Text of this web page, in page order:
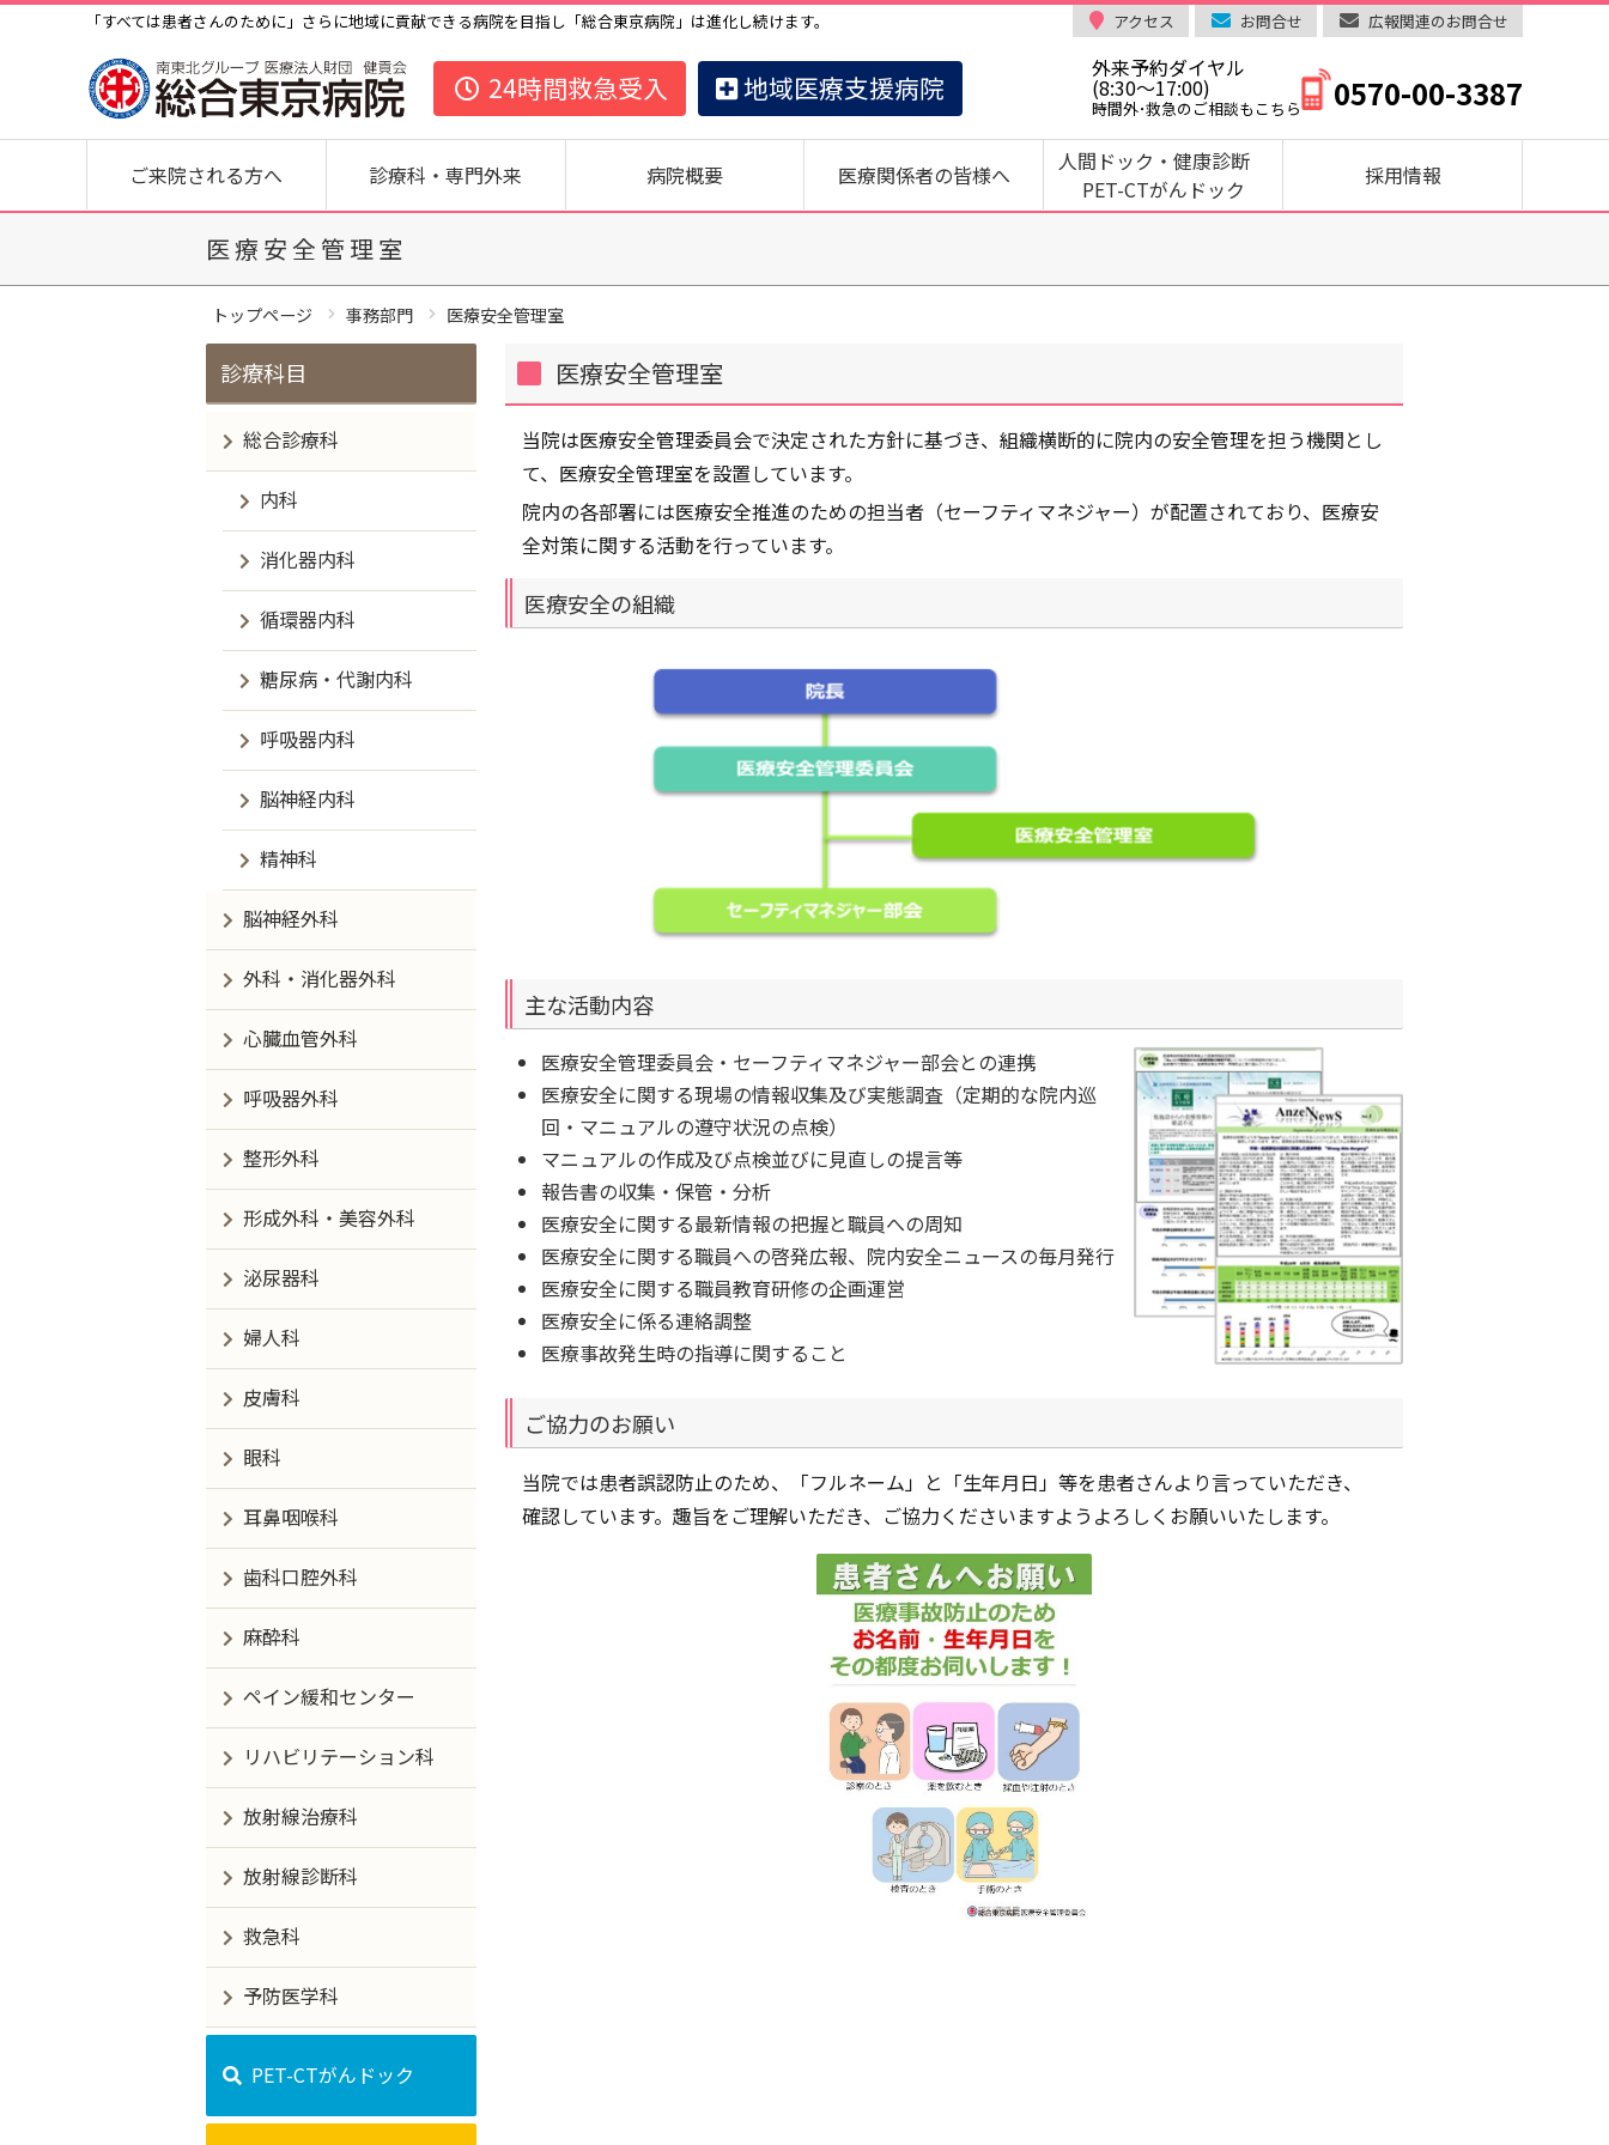
「すべては患者さんのために」さらに地域に貢献できる病院を目指し「総合東京病院」は進化し続けます。 アクセス お問合せ 広報関連のお問合せ
24時間救急受入 地域医療支援病院
外来予約ダイヤル
(8:30～17:00)
時間外･救急のご相談もこちら 0570-00-3387
ご来院される方へ 診療科・専門外来 病院概要 医療関係者の皆様へ
人間ドック・健康診断
PET-CTがんドック
採用情報
医療安全管理室
トップページ 事務部門 医療安全管理室
診療科目
総合診療科
内科
消化器内科
循環器内科
糖尿病・代謝内科
呼吸器内科
脳神経内科
精神科
脳神経外科
外科・消化器外科
心臓血管外科
呼吸器外科
整形外科
形成外科・美容外科
泌尿器科
婦人科
皮膚科
眼科
耳鼻咽喉科
歯科口腔外科
麻酔科
ペイン緩和センター
リハビリテーション科
放射線治療科
放射線診断科
救急科
予防医学科
PET-CTがんドック
医療安全管理室
当院は医療安全管理委員会で決定された方針に基づき、組織横断的に院内の安全管理を担う機関とし
て、医療安全管理室を設置しています。
院内の各部署には医療安全推進のための担当者（セーフティマネジャー）が配置されており、医療安
全対策に関する活動を行っています。
医療安全の組織
主な活動内容
医療安全管理委員会・セーフティマネジャー部会との連携
医療安全に関する現場の情報収集及び実態調査（定期的な院内巡
回・マニュアルの遵守状況の点検）
マニュアルの作成及び点検並びに見直しの提言等
報告書の収集・保管・分析
医療安全に関する最新情報の把握と職員への周知
医療安全に関する職員への啓発広報、院内安全ニュースの毎月発行
医療安全に関する職員教育研修の企画運営
医療安全に係る連絡調整
医療事故発生時の指導に関すること
ご協力のお願い
当院では患者誤認防止のため、「フルネーム」と「生年月日」等を患者さんより言っていただき、
確認しています。趣旨をご理解いただき、ご協力くださいますようよろしくお願いいたします。